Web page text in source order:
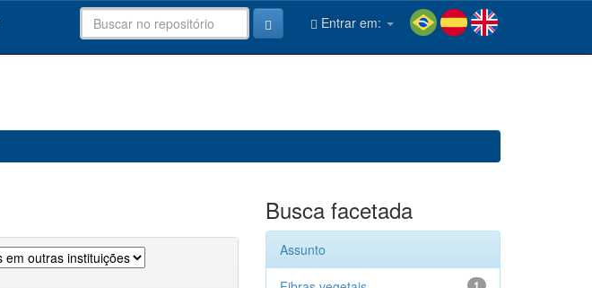
Entrar em:
Busca facetada
Assunto